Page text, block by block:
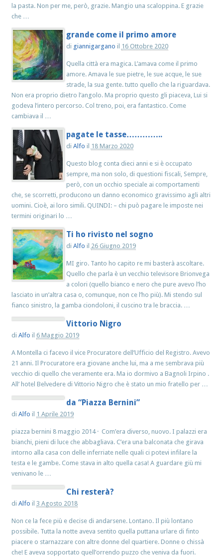
la pasta. Non per me, però, grazie. Mangio una scaloppina. E grazie
che …
grande come il primo amore
di giannigargano il 16 Ottobre 2020
Quella città era magica. L’amava come il primo
amore. Amava le sue pietre, le sue acque, le sue
strade, la sua gente. tutto quello che la riguardava.
Non era proprio dietro l’angolo. Ma proprio questo gli piaceva, Lui si
godeva l’intero percorso. Col treno, poi, era fantastico. Come
cambiava il …
pagate le tasse…………..
di Alfo il 18 Marzo 2020
Questo blog conta dieci anni e si è occupato
sempre, ma non solo, di questioni fiscali, Sempre,
però, con un occhio speciale ai comportamenti
che, se scorretti, producono un danno economico gravissimo agli altri
uomini. Cioè, ai loro simili. QUINDI: – chi può pagare le imposte nei
termini originari lo …
Ti ho rivisto nel sogno
di Alfo il 26 Giugno 2019
MI giro. Tanto ho capito re mi basterà ascoltare.
Quello che parla è un vecchio televisore Brionvega
a colori (quello bianco e nero che pure avevo l’ho
lasciato in un’altra casa o, comunque, non ce l’ho più). Mi stendo sul
fianco sinistro, la gamba ciondoloni, il cuscino tra le braccia. …
Vittorio Nigro
diAlfo il 6 Maggio 2019
A Montella ci facevo il vice Procuratore dell’Ufficio del Registro. Avevo
21 anni. Il Procuratore era giovane anche lui, ma a me sembrava più
vecchio di quello che veramente era. Ma io dormivo a Bagnoli Irpino .
All’ hotel Belvedere di Vittorio Nigro che è stato un mio fratello per …
da “Piazza Bernini”
diAlfo il 1 Aprile 2019
piazza bernini 8 maggio 2014 · Com’era diverso, nuovo. I palazzi era
bianchi, pieni di luce che abbagliava. C’era una balconata che girava
intorno alla casa con delle inferriate nelle quali ci potevi infilare la
testa e le gambe. Come stava in alto quella casa! A guardare giù mi
venivano le …
Chi resterà?
diAlfo il3 Agosto 2018
Non ce la fece più e decise di andarsene. Lontano. Il più lontano
possibile. Tutta la notte aveva sentito quella puttana urlare di finto
piacere o starnazzare con altre donne del quartiere. Donne o chissà
che! E aveva sopportato quell’orrendo puzzo che veniva da fuori.